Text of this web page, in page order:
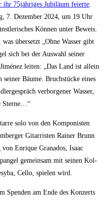
ihr 75jähriges Jubi­lä­um fei­er­te.
7. Dezem­ber 2024, um 19 Uhr
Kön­nen unter Beweis.
über­setzt „Ohne Was­ser gibt
sich bei der Aus­wahl sei­ner
lei­ten: „Das Land ist allein
Bäu­me. Bruch­stü­cke eines
ver­bor­ge­ner Was­ser,
Sterne…“
solo von den Kom­po­nis­ten
Gitar­ris­ten Rai­ner Brunn
Enri­que Gra­na­dos, Isaac
gemein­sam mit sei­nen Kol­
Cel­lo, spie­len wird.
am Ende des Kon­zerts